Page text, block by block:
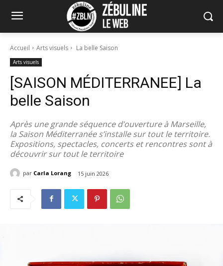
Accueil Arts visuels La belle Saison
Arts visuels
[SAISON MÉDITERRANEE] La
belle Saison
Après une grande séquence d’ouverture à Marseille,
la Saison Méditerranée s’installe sur tout le territoire.
Expositions, spectacles, concerts et rencontres sont à
découvrir sur tout le territoire
par Carla Lorang 15 juin 2026